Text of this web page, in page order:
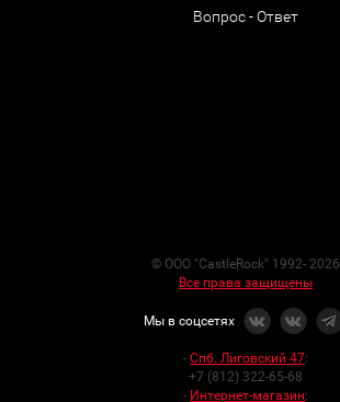
Вопрос - Ответ
© ООО "CastleRock" 1992- 2026
Все права защищены
Мы в соцсетях
- Спб. Лиговский 47:
+7 (812) 322-65-68
- Интернет-магазин: